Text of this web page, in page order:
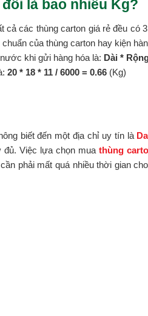
là bao nhiêu Kg?
cả các thùng carton giá rẻ đều có
của thùng carton hay kiện
khi gửi hàng hóa là: Dài *
20 * 18 * 11 / 6000 = 0.66 (Kg)
biết đến một địa chỉ uy tín là
đủ. Việc lựa chọn mua thùng
phải mất quá nhiều thời gian